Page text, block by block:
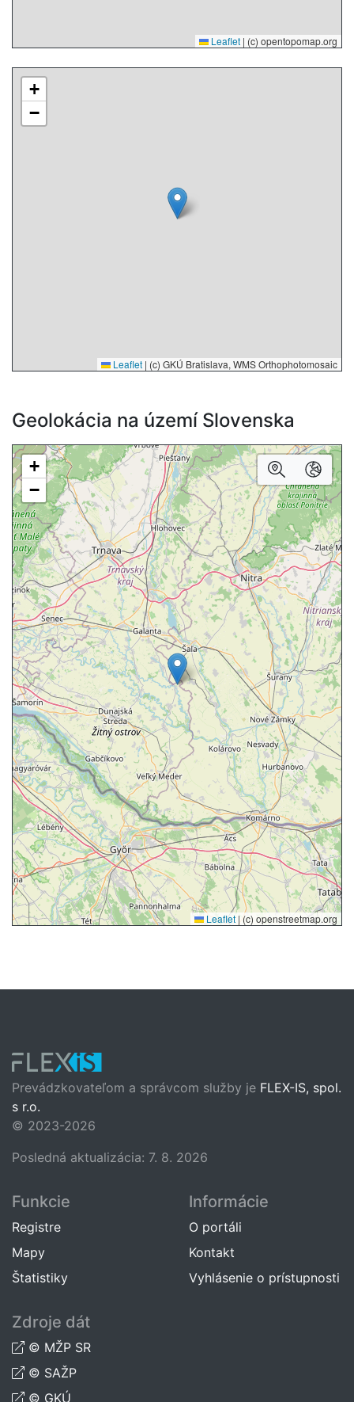
Leaflet | (c) opentopomap.org
+
−
Leaflet | (c) GKÚ Bratislava, WMS Orthophotomosaic
Geolokácia na území Slovenska
+
−
Leaflet | (c) openstreetmap.org
Prevádzkovateľom a správcom služby je FLEX-IS, spol.
s r.o.
© 2023-2026
Posledná aktualizácia: 7. 8. 2026
Funkcie
Registre
Mapy
Štatistiky
Informácie
O portáli
Kontakt
Vyhlásenie o prístupnosti
Zdroje dát
© MŽP SR
© SAŽP
© GKÚ